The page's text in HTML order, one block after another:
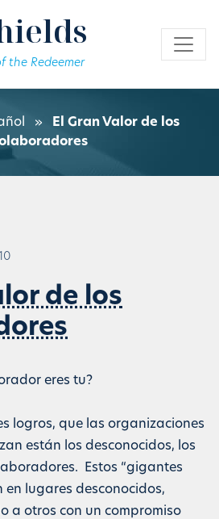
the Redeemer
»
El Gran Valor de los
de los
eres tu?
logros, que las organizaciones
están los desconocidos, los
Estos “gigantes
en lugares desconocidos,
a otros con un compromiso